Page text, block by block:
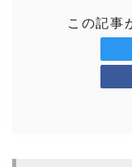
この記事